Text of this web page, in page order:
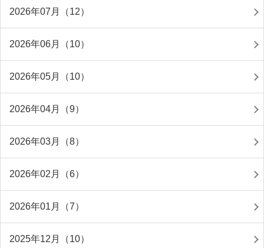
2026年07月（12）
2026年06月（10）
2026年05月（10）
2026年04月（9）
2026年03月（8）
2026年02月（6）
2026年01月（7）
2025年12月（10）